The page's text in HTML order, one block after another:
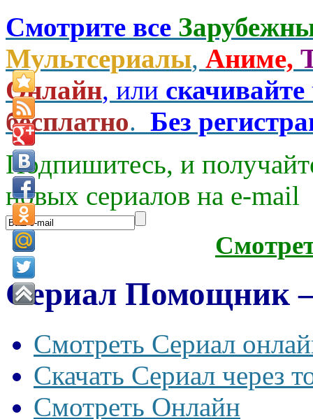
Смотрите все
Мультсериалы, Аниме,
Онлайн, или скачивайте
бесплатно. Без
Подпишитесь, и
новых сериалов на e-mаil
Сериал Помощник
Смотреть Сериал
Скачать Сериал через
Смотреть Онлайн